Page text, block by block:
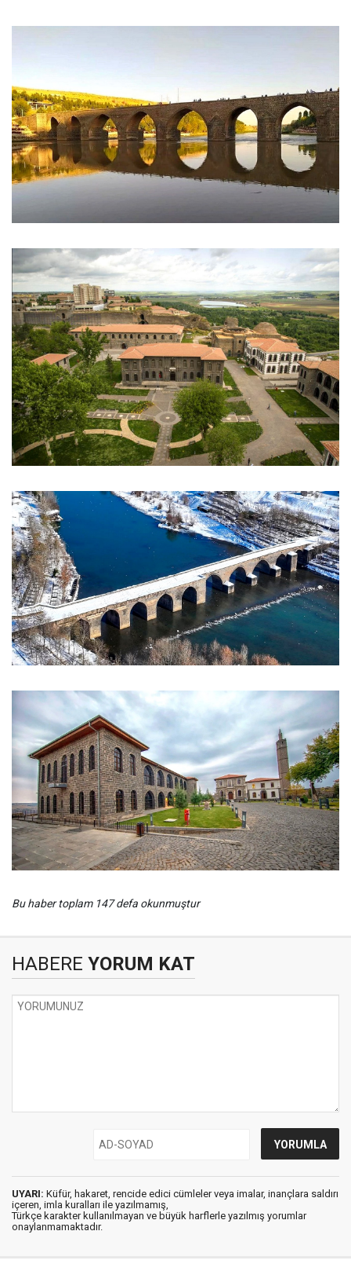
Bu haber toplam 147 defa okunmuştur
HABERE YORUM KAT
UYARI: Küfür, hakaret, rencide edici cümleler veya imalar, inançlara saldırı
içeren, imla kuralları ile yazılmamış,
Türkçe karakter kullanılmayan ve büyük harflerle yazılmış yorumlar
onaylanmamaktadır.